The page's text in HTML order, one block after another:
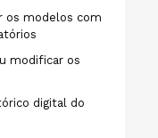
os modelos com
modificar os
digital do